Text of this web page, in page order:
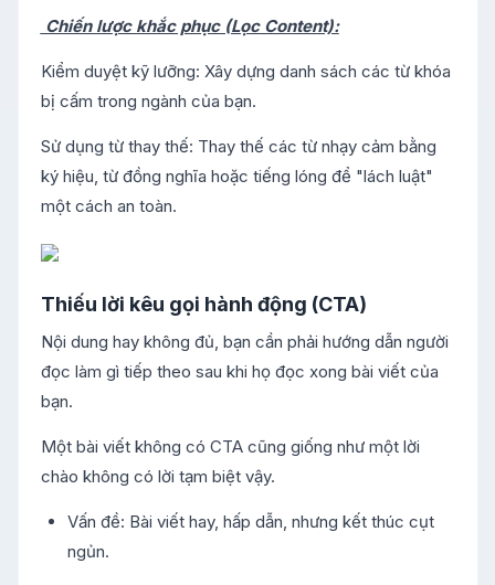
Chiến lược khắc phục (Lọc Content):
Kiểm duyệt kỹ lưỡng: Xây dựng danh sách các từ khóa
bị cấm trong ngành của bạn.
Sử dụng từ thay thế: Thay thế các từ nhạy cảm bằng
ký hiệu, từ đồng nghĩa hoặc tiếng lóng để "lách luật"
một cách an toàn.
Thiếu lời kêu gọi hành động (CTA)
Nội dung hay không đủ, bạn cần phải hướng dẫn người
đọc làm gì tiếp theo sau khi họ đọc xong bài viết của
bạn.
Một bài viết không có CTA cũng giống như một lời
chào không có lời tạm biệt vậy.
Vấn đề: Bài viết hay, hấp dẫn, nhưng kết thúc cụt
ngủn.